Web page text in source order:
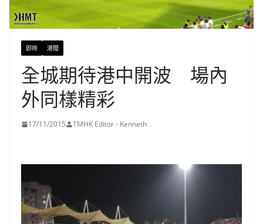
即時 港聞
全城期待港中開波 場內
外同樣精彩
17/11/2015 TMHK Editor - Kenneth